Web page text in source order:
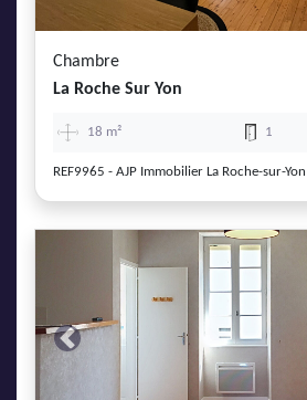
Chambre
La Roche Sur Yon
18 m² 1
REF9965 - AJP Immobilier La Roche-sur-Yon
Previous